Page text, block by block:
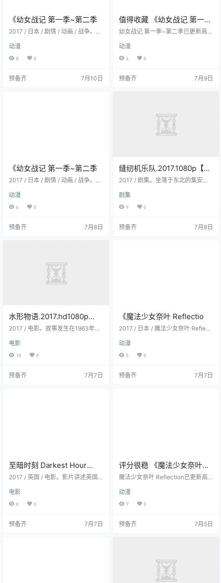
《幼女战记 第一季~第二季
2017 / 日本 / 剧情 / 动画 / 战争。统
谭雅·提古雷查夫，正作为部队勤务
的一环而在北方军管区诺登战区第
三巡逻线进行帝国军士官学校最终
动漫
8 0
预备齐 7月10日
值得收藏 《幼女战记 第一季
~第二季》 2017 1080P全集
幼女战记 第一季~第二季已更新高清
持夸克网盘、夸克网盘保存，资源
入口持续维护。建议先保存到自己
的夸克网盘后观看，链接失效可查
动漫
6 0
预备齐 7月9日
《幼女战记 第一季~第二季
2017 / 日本 / 剧情 / 动画 / 战争。统
谭雅·提古雷查夫，正作为部队勤务
的一环而在北方军管区诺登战区第
三巡逻线进行帝国军士官学校最终
动漫
6 0
预备齐 7月8日
缝纫机乐队.2017.1080p【喜
剧】【大鹏】 2025-03-07
2017 / 剧集。坐落于东北的集安市
滚都市，也激发无数年轻人和儿童
们的音乐热情。只是二十年过去，
摇滚逐渐没落，连集安著名的标志
剧集
9 0
预备齐 7月8日
水形物语.2017.hd1080p
2025-02-26
2017 / 电影。故事发生在1963年，
霍金斯 Sally Hawkins 饰）在政府
实验室里工作，是那里的一名清洁
电影
10 0
预备齐 7月7日
《魔法少女奈叶 Reflectio
2017 / 日本 / 魔法少女奈叶 Reflecti
还有她们的家人从小就过着幸福的
生活，但随着厄立特里亚慢慢的毁
击，然后琦莉耶开始...
动漫
5 0
预备齐 7月7日
至暗时刻 Darkest Hour
(2017) 1080p 2025-02-25
2017 / 英国 / 电影。影片讲述英国
最重要的审判：是向纳粹妥协做俘
虏，还是团结人民群起反抗？丘吉
电影
8 0
预备齐 7月7日
评分很稳 《魔法少女奈叶
Reflection》 2017 高清全集
魔法少女奈叶 Reflection已更新高
支持夸克网盘保存，资源入口持续
维护。建议先保存到自己的夸克网
动漫
7 0
预备齐 7月5日